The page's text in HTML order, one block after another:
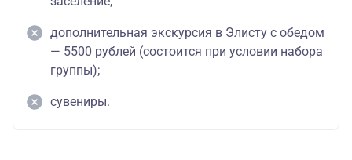
дополнительная экскурсия в Элисту с обедом
— 5500 рублей (состоится при условии набора
группы);
сувениры.